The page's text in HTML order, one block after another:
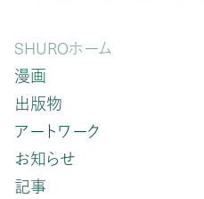
SHUROホーム
漫画
出版物
アートワーク
お知らせ
記事